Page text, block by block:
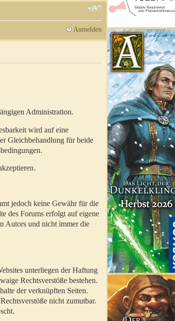
Anmelden
Administration.
wird auf eine
Gleichbehandlung für beide
jedoch keine Gewähr für die
des Forums erfolgt auf eigene
Autors und nicht immer die
unterliegen der Haftung
Rechtsverstöße bestehen.
der verknüpften Seiten.
nicht zumutbar.